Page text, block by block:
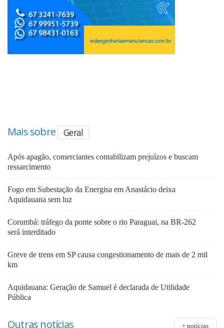
Mais sobre Geral
Após apagão, comerciantes contabilizam prejuízos e buscam
ressarcimento
Fogo em Subestação da Energisa em Anastácio deixa
Aquidauana sem luz
Corumbá: tráfego da ponte sobre o rio Paraguai, na BR-262
será interditado
Greve de trens em SP causa congestionamento de mais de 2 mil
km
Aquidauana: Geração de Samuel é declarada de Utilidade
Pública
Outras notícias + notícias